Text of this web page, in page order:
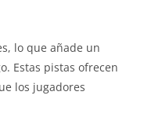
lo que añade un
Estas pistas ofrecen
los jugadores